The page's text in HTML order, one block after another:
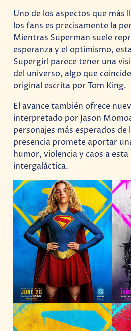
Uno de los aspectos que más
los fans es precisamente la
Mientras Superman suele
esperanza y el optimismo,
Supergirl parece tener una
del universo, algo que
original escrita por Tom King.
El avance también ofrece
interpretado por Jason
personajes más esperados de
presencia promete aportar
humor, violencia y caos a
intergaláctica.